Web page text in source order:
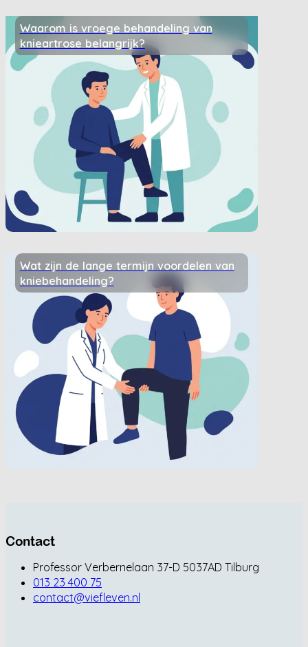
Waarom is vroege behandeling van
knieartrose belangrijk?
Wat zijn de lange termijn voordelen van
kniebehandeling?
Contact
Professor Verbernelaan 37-D 5037AD Tilburg
013 23 400 75
contact@viefleven.nl